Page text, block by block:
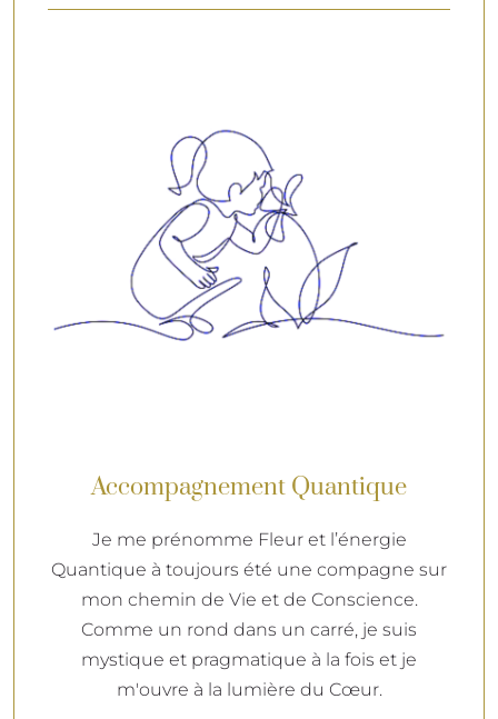
Accompagnement Quantique
Je me prénomme Fleur et l’énergie
Quantique à toujours été une compagne sur
mon chemin de Vie et de Conscience.
Comme un rond dans un carré, je suis
mystique et pragmatique à la fois et je
m'ouvre à la lumière du Cœur.